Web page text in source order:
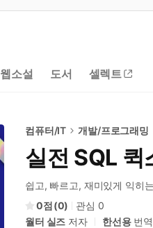
웹소설 도서 셀렉트
컴퓨터/IT 개발/프로그래밍
실전 SQL 퀵
쉽고, 빠르고, 재미있게 익히
0
(0) 관심 0
월터 실즈 저자 한선용번역